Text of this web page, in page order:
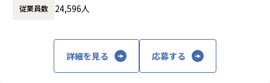
解析を実施。
・製品規格文書の内容整理。
【業務の変更の範囲】
に渡ります。いわゆる技術者派遣と呼ばれ
働く場所に関わらない事業支援や最新技術を
用いた研究開発などを行っています。
従業員数 24,596人
詳細を見る 応募する